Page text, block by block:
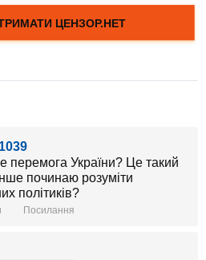
перемога України? Це такий
починаю розуміти
політиків?
Посилання